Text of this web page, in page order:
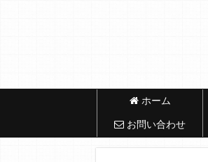
ホーム
お問い合わせ